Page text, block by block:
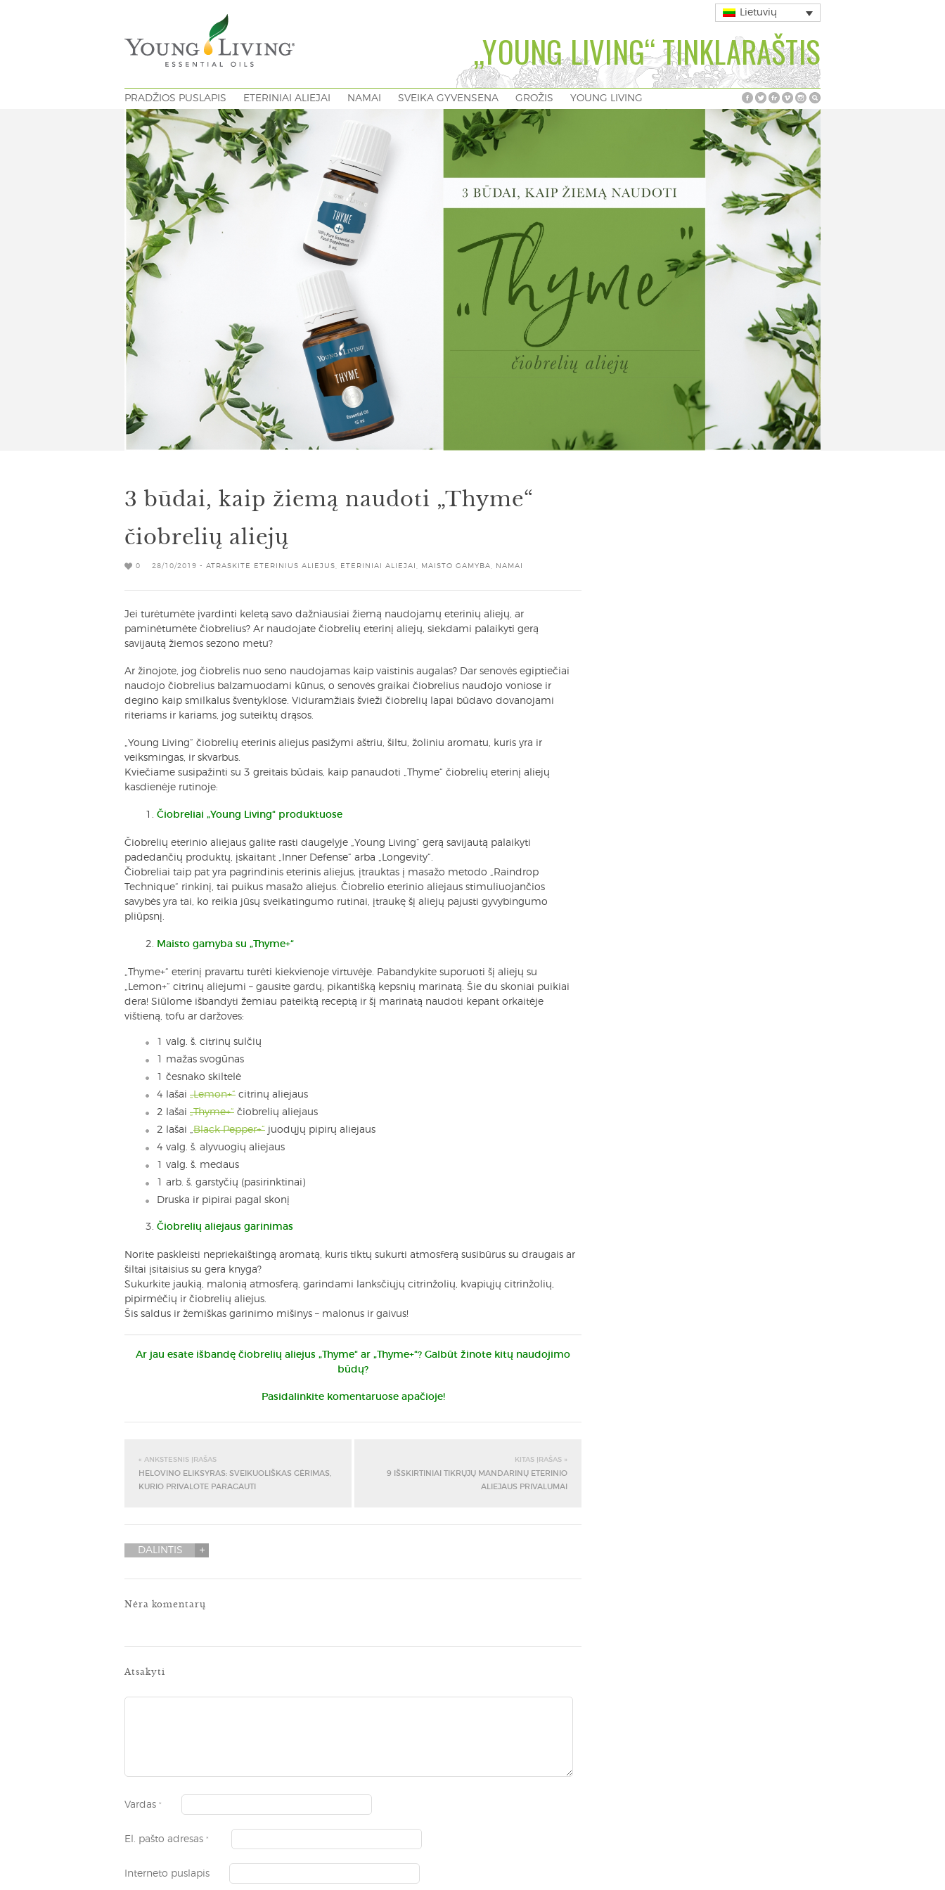
Lietuvių
„YOUNG LIVING“ TINKLARAŠTIS
PRADŽIOS PUSLAPIS ETERINIAI ALIEJAI NAMAI SVEIKA GYVENSENA GROŽIS YOUNG LIVING
3 būdai, kaip žiemą naudoti „Thyme“
čiobrelių aliejų
0 28/10/2019 - ATRASKITE ETERINIUS ALIEJUS ETERINIAI ALIEJAI MAISTO GAMYBA NAMAI
Jei turėtumėte įvardinti keletą savo dažniausiai žiemą naudojamų eterinių aliejų, ar
paminėtumėte čiobrelius? Ar naudojate čiobrelių eterinį aliejų, siekdami palaikyti gerą
savijautą žiemos sezono metu?
Ar žinojote, jog čiobrelis nuo seno naudojamas kaip vaistinis augalas? Dar senovės egiptiečiai
naudojo čiobrelius balzamuodami kūnus, o senovės graikai čiobrelius naudojo voniose ir
degino kaip smilkalus šventyklose. Viduramžiais švieži čiobrelių lapai būdavo dovanojami
riteriams ir kariams, jog suteiktų drąsos.
„Young Living“ čiobrelių eterinis aliejus pasižymi aštriu, šiltu, žoliniu aromatu, kuris yra ir
veiksmingas, ir skvarbus.
Kviečiame susipažinti su 3 greitais būdais, kaip panaudoti „Thyme“ čiobrelių eterinį aliejų
kasdienėje rutinoje:
Čiobreliai „Young Living“ produktuose
Čiobrelių eterinio aliejaus galite rasti daugelyje „Young Living“ gerą savijautą palaikyti
padedančių produktų, įskaitant „Inner Defense“ arba „Longevity“.
Čiobreliai taip pat yra pagrindinis eterinis aliejus, įtrauktas į masažo metodo „Raindrop
Technique“ rinkinį, tai puikus masažo aliejus. Čiobrelio eterinio aliejaus stimuliuojančios
savybės yra tai, ko reikia jūsų sveikatingumo rutinai, įtraukę šį aliejų pajusti gyvybingumo
pliūpsnį.
Maisto gamyba su „Thyme+“
„Thyme+“ eterinį pravartu turėti kiekvienoje virtuvėje. Pabandykite suporuoti šį aliejų su
„Lemon+“ citrinų aliejumi – gausite gardų, pikantišką kepsnių marinatą. Šie du skoniai puikiai
dera! Siūlome išbandyti žemiau pateiktą receptą ir šį marinatą naudoti kepant orkaitėje
vištieną, tofu ar daržoves:
1 valg. š. citrinų sulčių
1 mažas svogūnas
1 česnako skiltelė
4 lašai „Lemon+“ citrinų aliejaus
2 lašai „Thyme+“ čiobrelių aliejaus
2 lašai „ Black Pepper+“ juodųjų pipirų aliejaus
4 valg. š. alyvuogių aliejaus
1 valg. š. medaus
1 arb. š. garstyčių (pasirinktinai)
Druska ir pipirai pagal skonį
Čiobrelių aliejaus garinimas
Norite paskleisti nepriekaištingą aromatą, kuris tiktų sukurti atmosferą susibūrus su draugais ar
šiltai įsitaisius su gera knyga?
Sukurkite jaukią, malonią atmosferą, garindami lanksčiųjų citrinžolių, kvapiųjų citrinžolių,
pipirmėčių ir čiobrelių aliejus.
Šis saldus ir žemiškas garinimo mišinys – malonus ir gaivus!
Ar jau esate išbandę čiobrelių aliejus „Thyme“ ar „Thyme+“? Galbūt žinote kitų naudojimo
būdų?
Pasidalinkite komentaruose apačioje!
« ANKSTESNIS ĮRAŠAS
HELOVINO ELIKSYRAS: SVEIKUOLIŠKAS GĖRIMAS,
KURIO PRIVALOTE PARAGAUTI
KITAS ĮRAŠAS »
9 IŠSKIRTINIAI TIKRŲJŲ MANDARINŲ ETERINIO
ALIEJAUS PRIVALUMAI
DALINTIS
Nėra komentarų
Atsakyti
Vardas *
El. pašto adresas *
Interneto puslapis